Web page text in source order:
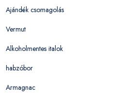
Ajándék csomagolás
Vermut
Alkoholmentes italok
habzóbor
Armagnac